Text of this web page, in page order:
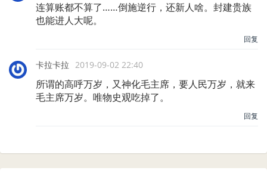
连算账都不算了……倒施逆行，还新人啥。封建贵族
也能进人大呢。
回复
卡拉卡拉 2019-09-02 22:40
所谓的高呼万岁，又神化毛主席，要人民万岁，就来
毛主席万岁。唯物史观吃掉了。
回复